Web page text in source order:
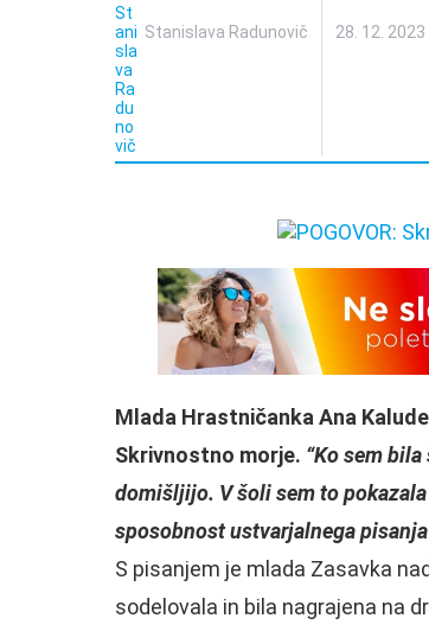
Stanislava Radunovič 28. 12. 2023
Mlada Hrastničanka Ana
Skrivnostno morje. “Ko sem
domišljijo. V šoli sem to
sposobnost ustvarjalnega
S pisanjem je mlada Zasavka
sodelovala in bila nagrajena na